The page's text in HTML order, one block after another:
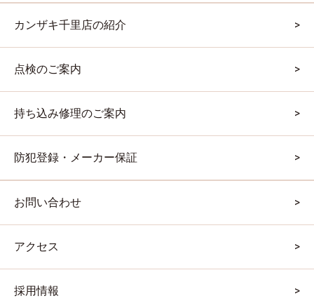
カンザキ千里店の紹介
点検のご案内
持ち込み修理のご案内
防犯登録・メーカー保証
お問い合わせ
アクセス
採用情報